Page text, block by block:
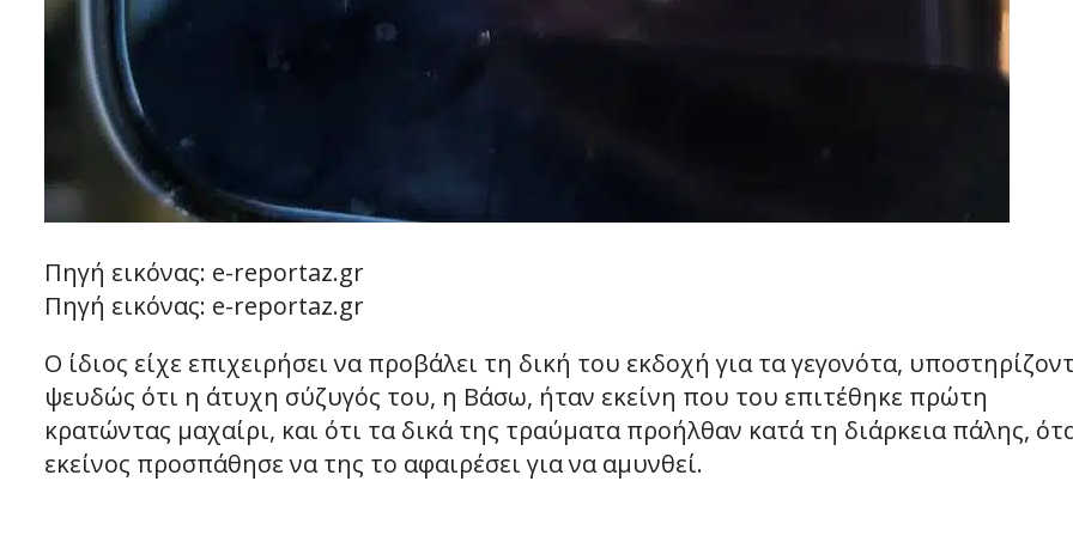
Πηγή εικόνας: e-reportaz.gr
Πηγή εικόνας: e-reportaz.gr
Ο ίδιος είχε επιχειρήσει να προβάλει τη δική του εκδοχή για τα γεγονότα,
ψευδώς ότι η άτυχη σύζυγός του, η Βάσω, ήταν εκείνη που του επιτέθηκε πρώτη
κρατώντας μαχαίρι, και ότι τα δικά της τραύματα προήλθαν κατά τη διάρκεια πάλης,
εκείνος προσπάθησε να της το αφαιρέσει για να αμυνθεί.